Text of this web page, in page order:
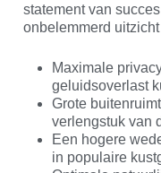
statement van
onbelemmerd
Maximale
geluidsoverlast
Grote
verlengstuk van
Een hogere
in populaire